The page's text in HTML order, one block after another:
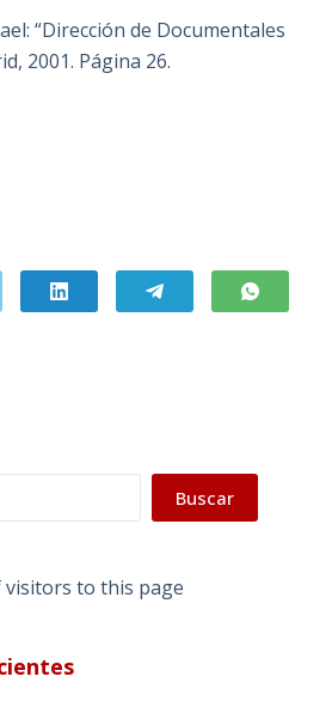
“Dirección de Documentales
2001. Página 26.
Buscar